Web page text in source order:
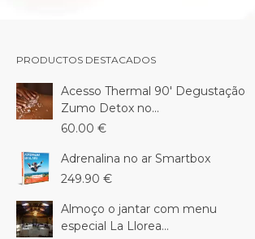
PRODUCTOS DESTACADOS
Acesso Thermal 90' Degustação
Zumo Detox no...
60.00 €
Adrenalina no ar Smartbox
249.90 €
Almoço o jantar com menu
especial La Llorea...